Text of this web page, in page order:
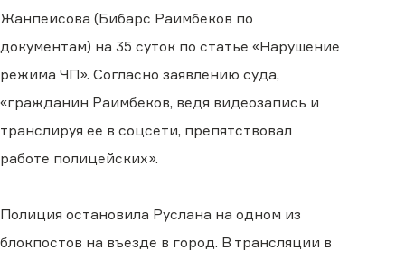
Жанпеисова (Бибарс Раимбеков по
документам) на 35 суток по статье «Нарушение
режима ЧП». Согласно заявлению суда,
«гражданин Раимбеков, ведя видеозапись и
транслируя ее в соцсети, препятствовал
работе полицейских».
Полиция остановила Руслана на одном из
блокпостов на въезде в город. В трансляции в